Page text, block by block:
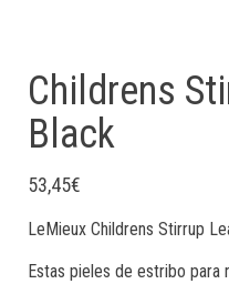
Childrens
Black
53,45€
LeMieux Childrens Stirrup
Estas pieles de estribo para